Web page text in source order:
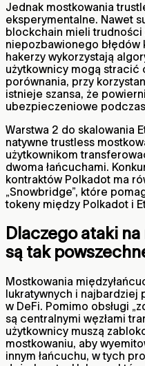
Jednak mostkowania
eksperymentalne. Nawet
blockchain mieli trudności
niepozbawionego błędów
hakerzy wykorzystają
użytkownicy mogą stracić
porównania, przy
istnieje szansa, że
ubezpieczeniowe
Warstwa 2 do skalowania
natywne trustless
użytkownikom
dwoma łańcuchami.
kontraktów Polkadot ma
„Snowbridge”, które
tokeny między Polkadot i
Dlaczego ataki
są tak
Mostkowania
lukratywnych i najbardziej
w DeFi. Pomimo obsługi
są centralnymi węzłami
użytkownicy muszą
mostkowaniu, aby
innym łańcuchu, w tych